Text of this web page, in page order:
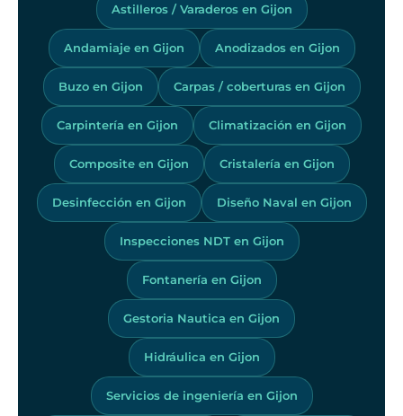
Astilleros / Varaderos en Gijon
Andamiaje en Gijon Anodizados en Gijon
Buzo en Gijon Carpas / coberturas en Gijon
Carpintería en Gijon Climatización en Gijon
Composite en Gijon Cristalería en Gijon
Desinfección en Gijon Diseño Naval en Gijon
Inspecciones NDT en Gijon
Fontanería en Gijon
Gestoria Nautica en Gijon
Hidráulica en Gijon
Servicios de ingeniería en Gijon